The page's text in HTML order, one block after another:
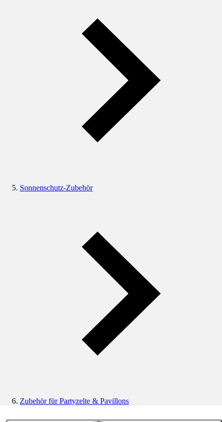
Sonnenschutz-Zubehör
Zubehör für Partyzelte & Pavillons